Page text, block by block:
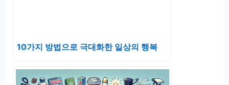
10가지 방법으로 극대화한 일상의 행복